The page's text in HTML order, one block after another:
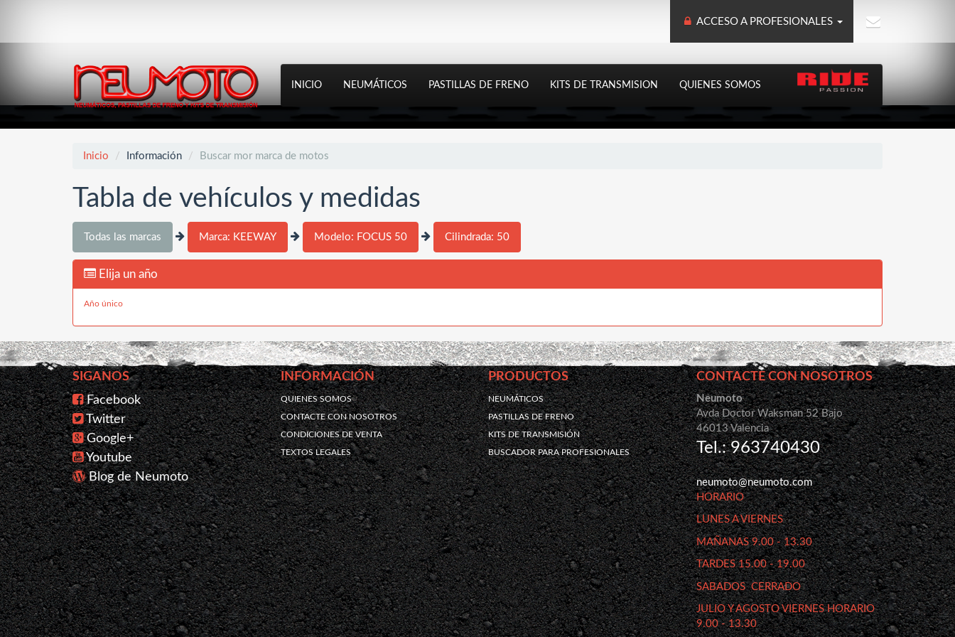
ACCESO A PROFESIONALES
INICIO NEUMÁTICOS PASTILLAS DE FRENO KITS DE TRANSMISION QUIENES SOMOS
Inicio Información Buscar mor marca de motos
Tabla de vehículos y medidas
Todas las marcas Marca: KEEWAY Modelo: FOCUS 50 Cilindrada: 50
Elija un año
Año único
SIGANOS
Facebook
Twitter
Google+
Youtube
Blog de Neumoto
INFORMACIÓN
QUIENES SOMOS
CONTACTE CON NOSOTROS
CONDICIONES DE VENTA
TEXTOS LEGALES
PRODUCTOS
NEUMÁTICOS
PASTILLAS DE FRENO
KITS DE TRANSMISIÓN
BUSCADOR PARA PROFESIONALES
CONTACTE CON NOSOTROS
Neumoto
Avda Doctor Waksman 52 Bajo
46013 Valencia
Tel.: 963740430
neumoto@neumoto.com
HORARIO
LUNES A VIERNES
MAÑANAS 9.00 - 13.30
TARDES 15.00 - 19.00
SABADOS CERRADO
JULIO Y AGOSTO VIERNES HORARIO
9.00 - 13.30